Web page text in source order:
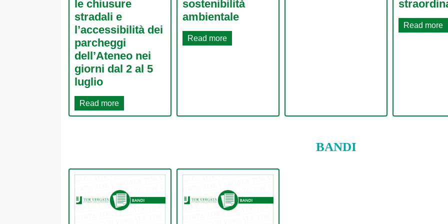
le chiusure
stradali e
l’accessibilità dei
parcheggi
dell’Ateneo nei
giorni dal 2 al 5
luglio
Read more
sostenibilità
ambientale
Read more
Read more
BANDI